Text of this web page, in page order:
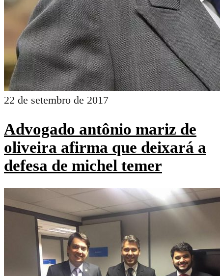
22 de setembro de 2017
Advogado antônio mariz de
oliveira afirma que deixará a
defesa de michel temer